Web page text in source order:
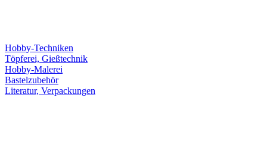
Hobby-Techniken
Töpferei, Gießtechnik
Hobby-Malerei
Bastelzubehör
Literatur, Verpackungen